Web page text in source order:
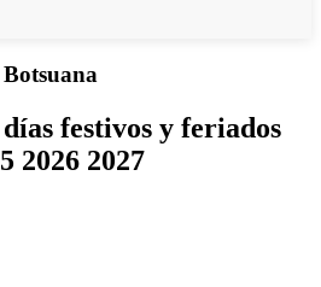
Botsuana
festivos y feriados
2026 2027